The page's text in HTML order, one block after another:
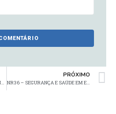
PRÓXIMO
NR36 – SEGURANÇA E SAÚDE EM EMPRESAS DE ABATE E PROCESSAMENTO DE CARNES E DERIVADOS